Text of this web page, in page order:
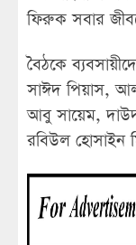
ফিরুক সবার
বৈঠকে
সাঈদ পিয়াস,
আবু সায়েম,
রবিউল হোসাইন